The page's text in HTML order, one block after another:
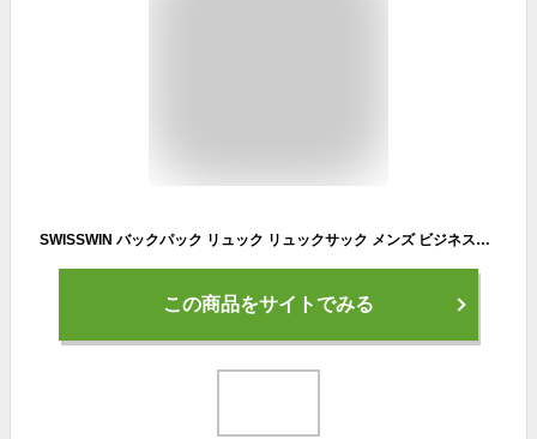
SWISSWIN バックパック リュック リュックサック メンズ ビジネスバッグ かばん 鞄 カバン BAG レディース 通勤 通学 大容量 旅行用バック ポケット 多い ブランド 軽量 アウトドア 高校生 大人 PC収納 小物入れ サイトポケット ウエストベルト ギフト
この商品をサイトでみる